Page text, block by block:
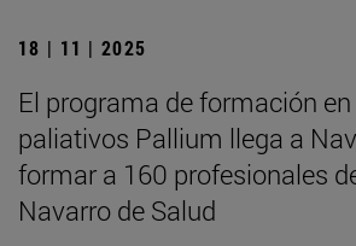
18 | 11 | 2025
El programa de formación
paliativos Pallium llega a
formar a 160 profesionales
Navarro de Salud